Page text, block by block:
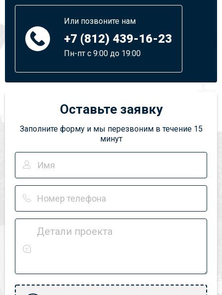
Или позвоните нам
+7 (812) 439-16-23
Пн-пт с 9:00 до 19:00
Оставьте заявку
Заполните форму и мы перезвоним в течение 15
минут
Детали проекта